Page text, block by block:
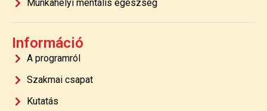
Munkahelyi mentális egészség
Információ
A programról
Szakmai csapat
Kutatás